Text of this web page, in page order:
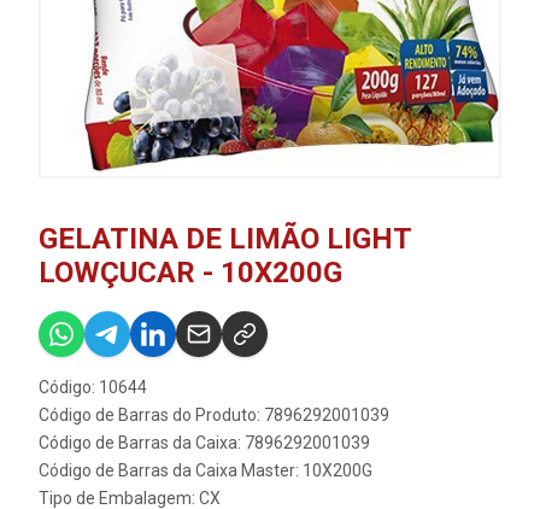
GELATINA DE LIMÃO LIGHT
LOWÇUCAR - 10X200G
Código: 10644
Código de Barras do Produto: 7896292001039
Código de Barras da Caixa: 7896292001039
Código de Barras da Caixa Master: 10X200G
Tipo de Embalagem: CX